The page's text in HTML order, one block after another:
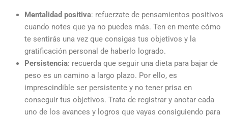
Mentalidad positiva: refuerzate de pensamientos positivos
cuando notes que ya no puedes más. Ten en mente cómo
te sentirás una vez que consigas tus objetivos y la
gratificación personal de haberlo logrado.
Persistencia: recuerda que seguir una dieta para bajar de
peso es un camino a largo plazo. Por ello, es
imprescindible ser persistente y no tener prisa en
conseguir tus objetivos. Trata de registrar y anotar cada
uno de los avances y logros que vayas consiguiendo para